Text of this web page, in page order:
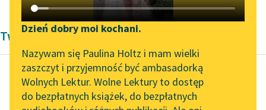
Katalog DAISY
Podkasty o książkach
Zgłoś brak utworu
Aktualności
„Prokurator Alicja Horn”
do słuchania
Narzędzia
Mapa Wolnych Lektur
Leśmianator
Dzień dobry moi kochani.
Nazywam się Paulina Holtz i mam wielki
zaszczyt i przyjemność być ambasadorką
Wolnych Lektur. Wolne Lektury to dostęp
do bezpłatnych książek, do bezpłatnych
Twórczość Romantyzm Edgara Allana Poe'go
Edgar Allan Poe